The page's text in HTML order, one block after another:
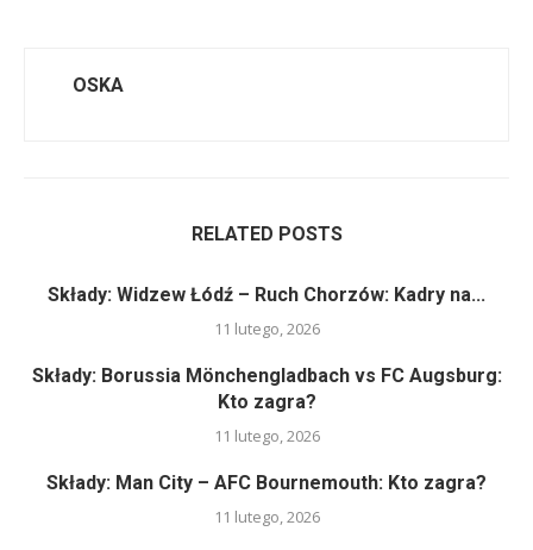
OSKA
RELATED POSTS
Składy: Widzew Łódź – Ruch Chorzów: Kadry na...
11 lutego, 2026
Składy: Borussia Mönchengladbach vs FC Augsburg:
Kto zagra?
11 lutego, 2026
Składy: Man City – AFC Bournemouth: Kto zagra?
11 lutego, 2026